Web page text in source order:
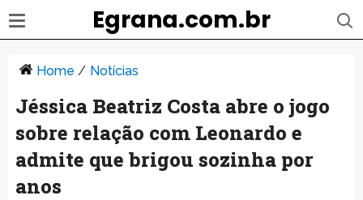
Egrana.com.br
Home / Notícias
Jéssica Beatriz Costa abre o jogo
sobre relação com Leonardo e
admite que brigou sozinha por
anos